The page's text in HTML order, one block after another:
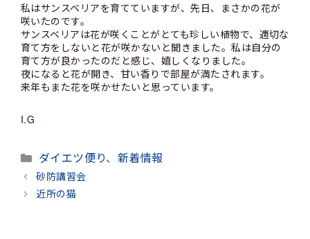
私はサンスベリアを育てていますが、先日、まさかの花が
咲いたのです。
サンスベリアは花が咲くことがとても珍しい植物で、適切な
育て方をしないと花が咲かないと聞きました。私は自分の
育て方が良かったのだと感じ、嬉しくなりました。
夜になると花が開き、甘い香りで部屋が満たされます。
来年もまた花を咲かせたいと思っています。
I.G
カ
テ
ゴ
ダイエツ便り、 新着情報
砂防講習会
近所の猫